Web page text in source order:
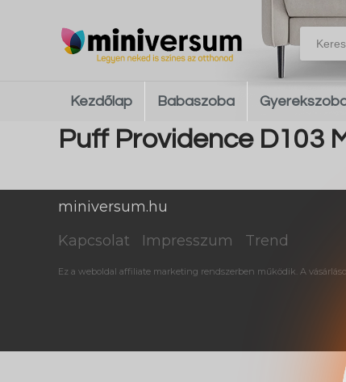
Kezdőlap Babaszoba
Puff Providence D103
miniversum.hu
Kapcsolat
Impresszum Trend
Ez a weboldal affiliate marketing rendszerben működik. A